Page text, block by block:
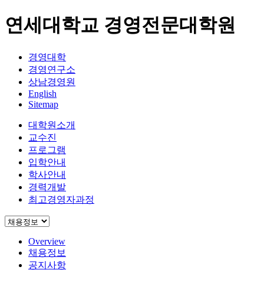
연세대학교 경영전문대학원
경영대학
경영연구소
상남경영원
English
Sitemap
대학원소개
교수진
프로그램
입학안내
학사안내
경력개발
최고경영자과정
Overview
채용정보
공지사항